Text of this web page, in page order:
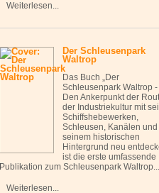
Weiterlesen...
Der Schleusenpark
Waltrop
Das Buch „Der
Schleusenpark Waltrop -
Den Ankerpunkt der
der Industriekultur mit
Schiffshebewerken,
Schleusen, Kanälen und
seinem historischen
Hintergrund neu
ist die erste umfassende
Publikation zum Schleusenpark Waltrop....
Weiterlesen...